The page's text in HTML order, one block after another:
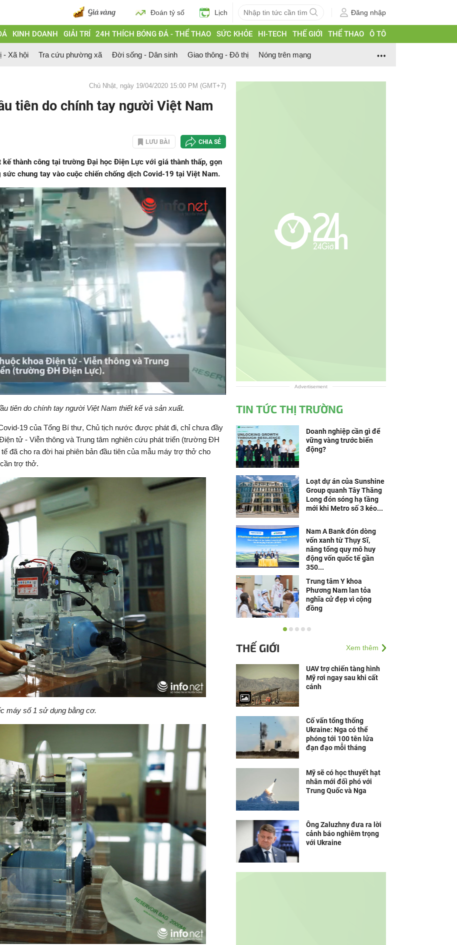
Đoán tỷ số Lịch Đăng nhập
KINH DOANH GIẢI TRÍ 24H THÍCH BÓNG ĐÁ - THỂ THAO SỨC KHỎE HI-TECH THẾ GIỚI THỂ THAO Ô TÔ
- Xã hội Tra cứu phường xã Đời sống - Dân sinh Giao thông - Đô thị Nóng trên mạng
Chủ Nhật, ngày 19/04/2020 15:00 PM (GMT+7)
tiên do chính tay người Việt Nam
LƯU BÀI CHIA SẺ
thành công tại trường Đại học Điện Lực với giá thành thấp, gọn
chung tay vào cuộc chiến chống dịch Covid-19 tại Việt Nam.
hình
thanh
tiên do chính tay người Việt Nam thiết kế và sản xuất.
19 của Tổng Bí thư, Chủ tịch nước được phát đi, chỉ chưa đầy
tử - Viễn thông và Trung tâm nghiên cứu phát triển (trường ĐH
đã cho ra đời hai phiên bản đầu tiên của mẫu máy trợ thở cho
trợ thở.
máy số 1 sử dụng bằng cơ.
Advertisement
TIN TỨC THỊ TRƯỜNG
Doanh nghiệp cần gì để
vững vàng trước biến
động?
Loạt dự án của Sunshine
Group quanh Tây Thăng
Long đón sóng hạ tầng
mới khi Metro số 3 kéo...
Nam A Bank đón dòng
vốn xanh từ Thụy Sĩ,
nâng tổng quy mô huy
động vốn quốc tế gần
350...
Trung tâm Y khoa
Phương Nam lan tỏa
nghĩa cử đẹp vì cộng
đồng
Mùa tựu trường 2026: Xe
chọn của nhiều gia đình
THẾ GIỚI Xem thêm
UAV trợ chiến tàng hình
Mỹ rơi ngay sau khi cất
cánh
Cố vấn tổng thống
Ukraine: Nga có thể
phóng tới 100 tên lửa
đạn đạo mỗi tháng
Mỹ sẽ có học thuyết hạt
nhân mới đối phó với
Trung Quốc và Nga
Ông Zaluzhny đưa ra lời
cảnh báo nghiêm trọng
với Ukraine